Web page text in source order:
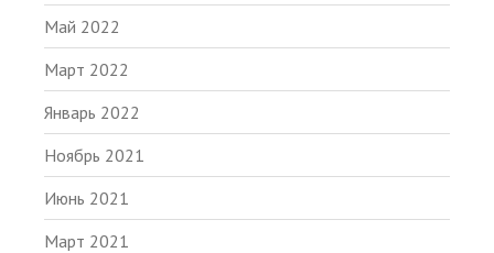
Май 2022
Март 2022
Январь 2022
Ноябрь 2021
Июнь 2021
Март 2021